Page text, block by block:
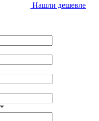
Нашли дешевле
*